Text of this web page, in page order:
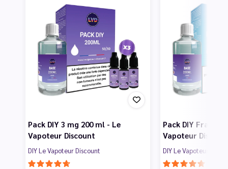
Pack DIY 3 mg 200 ml - Le
Vapoteur Discount
DIY Le Vapoteur Discount
Pack DIY Frais 3
Vapoteur
DIY Le Vapoteur